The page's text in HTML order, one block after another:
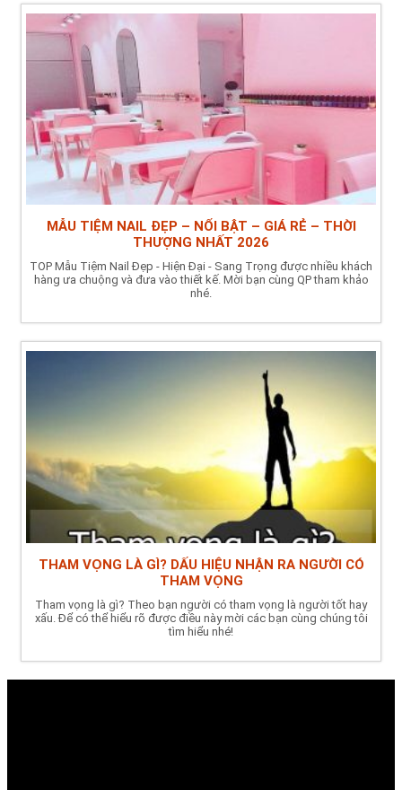
MẪU TIỆM NAIL ĐẸP – NỔI BẬT – GIÁ RẺ – THỜI
THƯỢNG NHẤT 2026
TOP Mẫu Tiệm Nail Đẹp - Hiện Đại - Sang Trọng được nhiều khách
hàng ưa chuộng và đưa vào thiết kế. Mời bạn cùng QP tham khảo
nhé.
THAM VỌNG LÀ GÌ? DẤU HIỆU NHẬN RA NGƯỜI CÓ
THAM VỌNG
Tham vọng là gì? Theo bạn người có tham vọng là người tốt hay
xấu. Để có thể hiểu rõ được điều này mời các bạn cùng chúng tôi
tìm hiểu nhé!